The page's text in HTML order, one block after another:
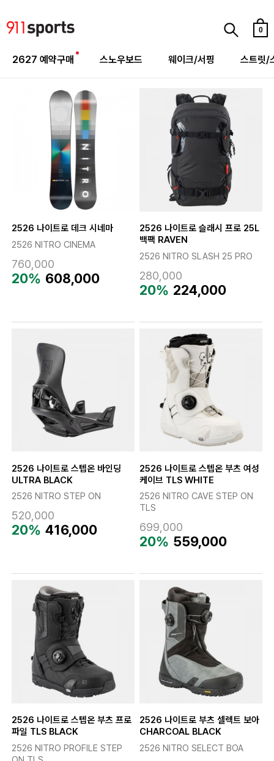
0
2627 예약구매 스노우보드 웨이크/서핑 스트릿/
2526 나이트로 데크 시네마
2526 NITRO CINEMA
760,000
20% 608,000
2526 나이트로 슬래시 프로 25L
백팩 RAVEN
2526 NITRO SLASH 25 PRO
280,000
20% 224,000
2526 나이트로 스텝온 바인딩
ULTRA BLACK
2526 NITRO STEP ON
520,000
20% 416,000
2526 나이트로 스텝온 부츠 여성
케이브 TLS WHITE
2526 NITRO CAVE STEP ON
TLS
699,000
20% 559,000
2526 나이트로 스텝온 부츠 프로
파일 TLS BLACK
2526 NITRO PROFILE STEP
2526 나이트로 부츠 셀렉트 보아
CHARCOAL BLACK
2526 NITRO SELECT BOA